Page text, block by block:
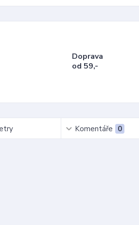
Doprava
od 59,-
Komentáře 0